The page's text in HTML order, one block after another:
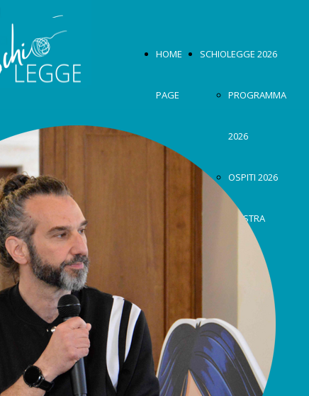
HOME
PAGE
SCHIOLEGGE 2026
PROGRAMMA
2026
OSPITI 2026
MOSTRA